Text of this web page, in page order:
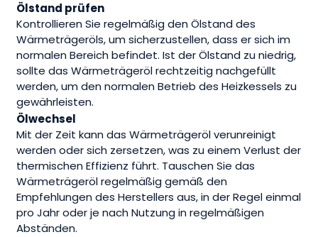
Ölstand prüfen
Kontrollieren Sie regelmäßig den Ölstand des
Wärmeträgeröls, um sicherzustellen, dass er sich im
normalen Bereich befindet. Ist der Ölstand zu niedrig,
sollte das Wärmeträgeröl rechtzeitig nachgefüllt
werden, um den normalen Betrieb des Heizkessels zu
gewährleisten.
Ölwechsel
Mit der Zeit kann das Wärmeträgeröl verunreinigt
werden oder sich zersetzen, was zu einem Verlust der
thermischen Effizienz führt. Tauschen Sie das
Wärmeträgeröl regelmäßig gemäß den
Empfehlungen des Herstellers aus, in der Regel einmal
pro Jahr oder je nach Nutzung in regelmäßigen
Abständen.